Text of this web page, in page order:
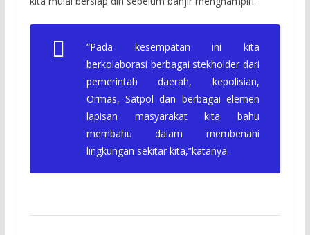
“Pada kesempatan ini kita
berkolaborasi berbagai stekholder dari
pemerintah daerah, kepolisian,
Ormas, Satpol dan berbagai elemen
lapisan masyarakat kita bahu
membahu dalam membenahi
lingkungan sekitar kita,”katanya.